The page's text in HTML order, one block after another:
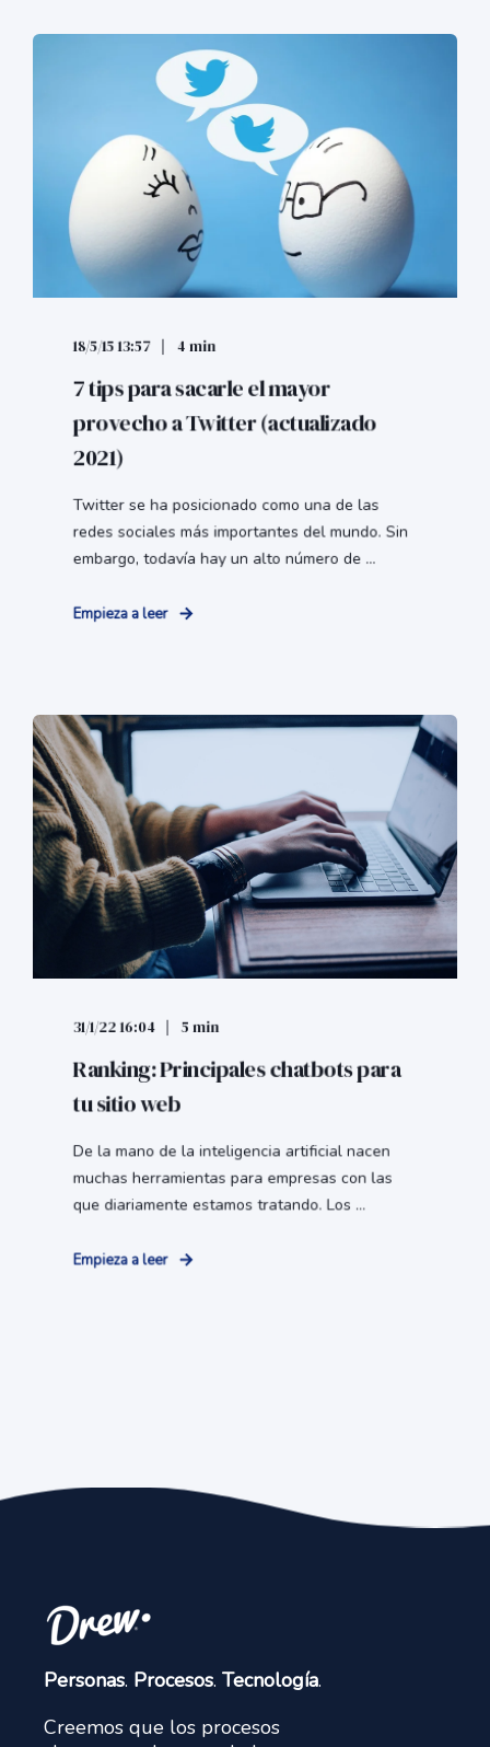
18/5/15 13:57 4 min
7 tips para sacarle el mayor
provecho a Twitter (actualizado
2021)
Twitter se ha posicionado como una de las
redes sociales más importantes del mundo. Sin
embargo, todavía hay un alto número de ...
Empieza a leer
31/1/22 16:04 5 min
Ranking: Principales chatbots para
tu sitio web
De la mano de la inteligencia artificial nacen
muchas herramientas para empresas con las
que diariamente estamos tratando. Los ...
Empieza a leer
Personas. Procesos. Tecnología.
Creemos que los procesos